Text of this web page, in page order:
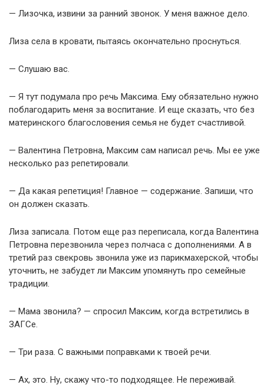
— Лизочка, извини за ранний звонок. У меня важное дело.
Лиза села в кровати, пытаясь окончательно проснуться.
— Слушаю вас.
— Я тут подумала про речь Максима. Ему обязательно нужно
поблагодарить меня за воспитание. И еще сказать, что без
материнского благословения семья не будет счастливой.
— Валентина Петровна, Максим сам написал речь. Мы ее уже
несколько раз репетировали.
— Да какая репетиция! Главное — содержание. Запиши, что
он должен сказать.
Лиза записала. Потом еще раз переписала, когда Валентина
Петровна перезвонила через полчаса с дополнениями. А в
третий раз свекровь звонила уже из парикмахерской, чтобы
уточнить, не забудет ли Максим упомянуть про семейные
традиции.
— Мама звонила? — спросил Максим, когда встретились в
ЗАГСе.
— Три раза. С важными поправками к твоей речи.
— Ах, это. Ну, скажу что-то подходящее. Не переживай.